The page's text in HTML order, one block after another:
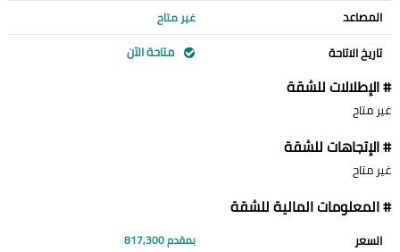
المصاعد غير متاح
تاريخ الاتاحة متاحة الآن
# الإطلالات للشقة
غير متاح
# الإتجاهات للشقة
غير متاح
# المعلومات المالية للشقة
السعر بمقدم 817,300